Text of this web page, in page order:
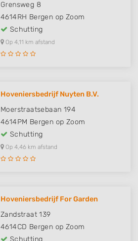
Grensweg 8
4614RH Bergen op Zoom
Schutting
Op 4,11 km afstand
Hoveniersbedrijf Nuyten B.V.
Moerstraatsebaan 194
4614PM Bergen op Zoom
Schutting
Op 4,46 km afstand
Hoveniersbedrijf For Garden
Zandstraat 139
4614CD Bergen op Zoom